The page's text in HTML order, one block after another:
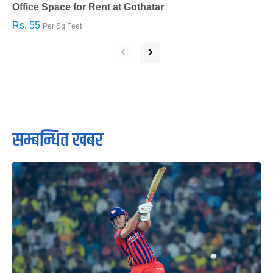
Office Space for Rent at Gothatar
Rs. 55 Per Sq.Feet
‹ ›
सम्बन्धित खबर